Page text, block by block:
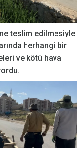
teslim edilmesiyle
herhangi bir
ve kötü hava